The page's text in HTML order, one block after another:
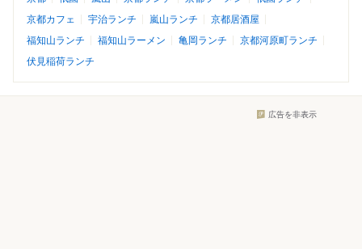
京都カフェ
宇治ランチ 嵐山ランチ
京都居酒屋
福知山ランチ
福知山ラーメン 亀岡ランチ
京都河原町ランチ
伏見稲荷ランチ
広告を非表示